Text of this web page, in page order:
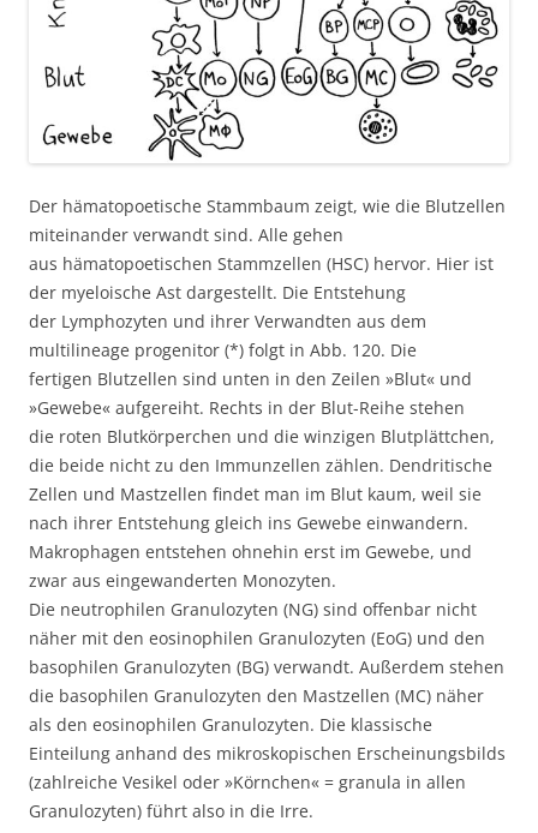
Der hämatopoetische Stammbaum zeigt, wie die Blutzellen
miteinander verwandt sind. Alle gehen
aus hämatopoetischen Stammzellen (HSC) hervor. Hier ist
der myeloische Ast dargestellt. Die Entstehung
der Lymphozyten und ihrer Verwandten aus dem
multilineage progenitor (*) folgt in Abb. 120. Die
fertigen Blutzellen sind unten in den Zeilen »Blut« und
»Gewebe« aufgereiht. Rechts in der Blut-Reihe stehen
die roten Blutkörperchen und die winzigen Blutplättchen,
die beide nicht zu den Immunzellen zählen. Dendritische
Zellen und Mastzellen findet man im Blut kaum, weil sie
nach ihrer Entstehung gleich ins Gewebe einwandern.
Makrophagen entstehen ohnehin erst im Gewebe, und
zwar aus eingewanderten Monozyten.
Die neutrophilen Granulozyten (NG) sind offenbar nicht
näher mit den eosinophilen Granulozyten (EoG) und den
basophilen Granulozyten (BG) verwandt. Außerdem stehen
die basophilen Granulozyten den Mastzellen (MC) näher
als den eosinophilen Granulozyten. Die klassische
Einteilung anhand des mikroskopischen Erscheinungsbilds
(zahlreiche Vesikel oder »Körnchen« = granula in allen
Granulozyten) führt also in die Irre.